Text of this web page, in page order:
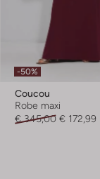
-50%
Coucou
Robe maxi
€ 345,00 € 172,99